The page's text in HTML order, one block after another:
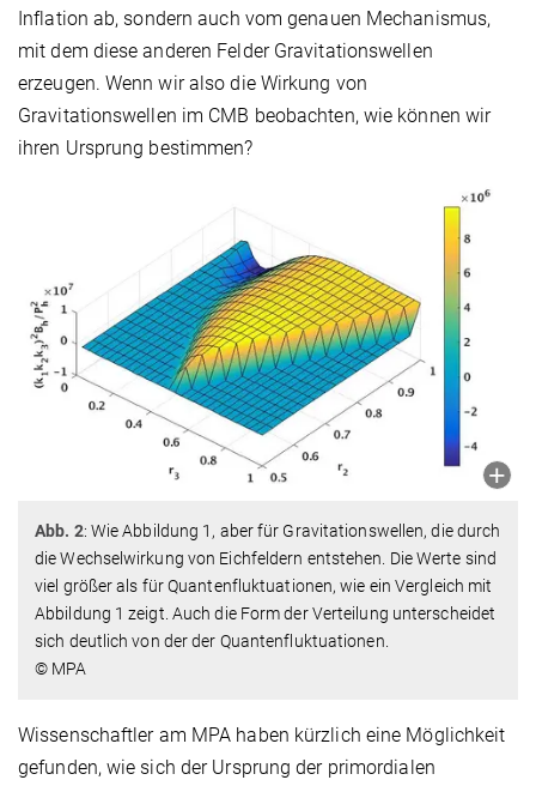
Inflation ab, sondern auch vom genauen Mechanismus,
mit dem diese anderen Felder Gravitationswellen
erzeugen. Wenn wir also die Wirkung von
Gravitationswellen im CMB beobachten, wie können wir
ihren Ursprung bestimmen?
Abb. 2: Wie Abbildung 1, aber für Gravitationswellen, die durch
die Wechselwirkung von Eichfeldern entstehen. Die Werte sind
viel größer als für Quantenfluktuationen, wie ein Vergleich mit
Abbildung 1 zeigt. Auch die Form der Verteilung unterscheidet
sich deutlich von der der Quantenfluktuationen.
© MPA
Wissenschaftler am MPA haben kürzlich eine Möglichkeit
gefunden, wie sich der Ursprung der primordialen